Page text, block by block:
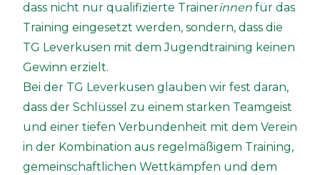
dass nicht nur qualifizierte Trainerinnen für das
Training eingesetzt werden, sondern, dass die
TG Leverkusen mit dem Jugendtraining keinen
Gewinn erzielt.
Bei der TG Leverkusen glauben wir fest daran,
dass der Schlüssel zu einem starken Teamgeist
und einer tiefen Verbundenheit mit dem Verein
in der Kombination aus regelmäßigem Training,
gemeinschaftlichen Wettkämpfen und dem